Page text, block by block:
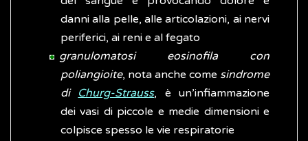
danni alla pelle, alle articolazioni, ai nervi
periferici, ai reni e al fegato
granulomatosi eosinofila con
poliangioite, nota anche come sindrome
di Churg-Strauss, è un’infiammazione
dei vasi di piccole e medie dimensioni e
colpisce spesso le vie respiratorie